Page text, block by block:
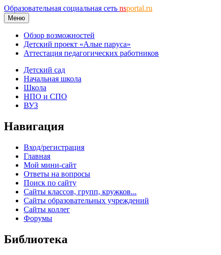
Образовательная социальная сеть nsportal.ru
Меню
Обзор возможностей
Детский проект «Алые паруса»
Аттестация педагогических работников
Детский сад
Начальная школа
Школа
НПО и СПО
ВУЗ
Навигация
Вход/регистрация
Главная
Мой мини-сайт
Ответы на вопросы
Поиск по сайту
Сайты классов, групп, кружков...
Сайты образовательных учреждений
Сайты коллег
Форумы
Библиотека